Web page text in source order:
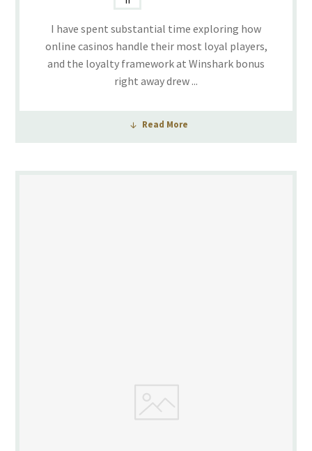
I have spent substantial time exploring how
online casinos handle their most loyal players,
and the loyalty framework at Winshark bonus
right away drew ...
Read More